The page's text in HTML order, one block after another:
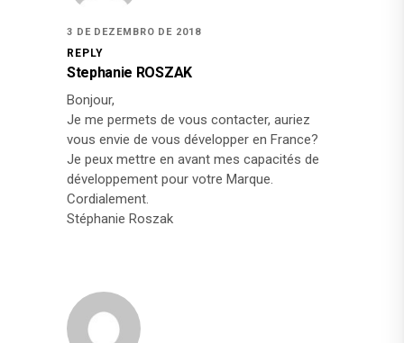
3 DE DEZEMBRO DE 2018
REPLY
Stephanie ROSZAK
Bonjour,
Je me permets de vous contacter, auriez
vous envie de vous développer en France?
Je peux mettre en avant mes capacités de
développement pour votre Marque.
Cordialement.
Stéphanie Roszak